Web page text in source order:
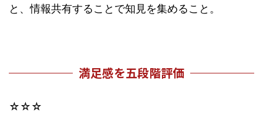
と、情報共有することで知見を集めること。
満足感を五段階評価
☆☆☆